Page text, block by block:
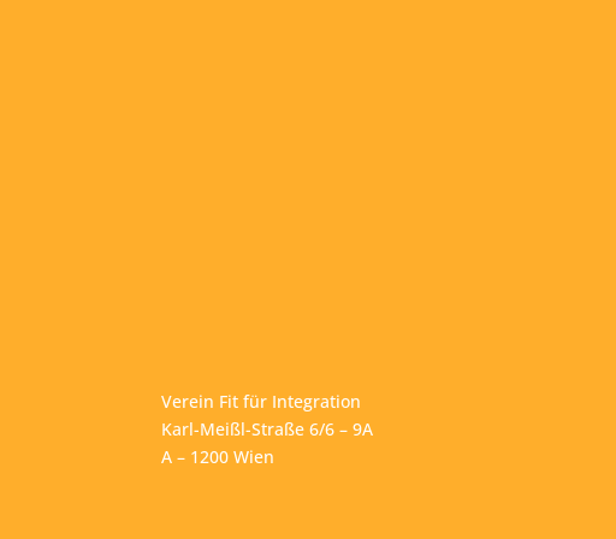
Verein Fit für Integration
Karl-Meißl-Straße 6/6 – 9A
A – 1200 Wien